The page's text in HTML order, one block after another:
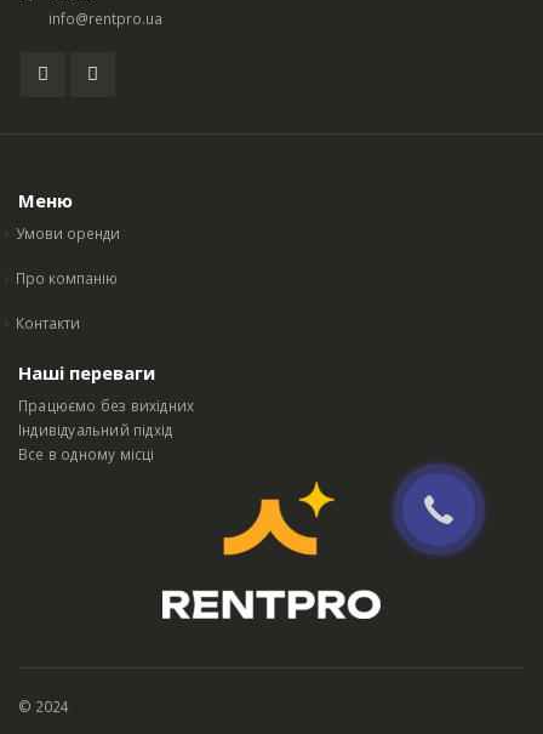
info@rentpro.ua
Меню
Умови оренди
Про компанію
Контакти
Наші переваги
Працюємо без вихідних
Індивідуальний підхід
Все в одному місці
© 2024